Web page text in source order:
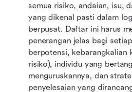
semua risiko, andaian, isu,
yang dikenal pasti dalam
berpusat. Daftar ini harus
penerangan jelas bagi
berpotensi, kebarangkalian
risiko), individu yang
menguruskannya, dan